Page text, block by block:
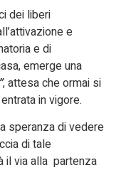
dei liberi
e
e di
emerge una
, attesa che ormai si
in vigore.
speranza di vedere
di tale
il via alla partenza